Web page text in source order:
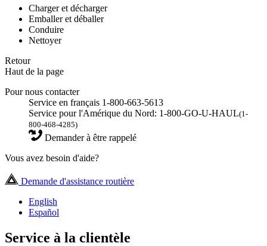
Charger et décharger
Emballer et déballer
Conduire
Nettoyer
Retour
Haut de la page
Pour nous contacter
Service en français 1-800-663-5613
Service pour l'Amérique du Nord: 1-800-GO-U-HAUL(1-
800-468-4285)
Demander à être rappelé
Vous avez besoin d'aide?
Demande d'assistance routière
English
Español
Service à la clientèle